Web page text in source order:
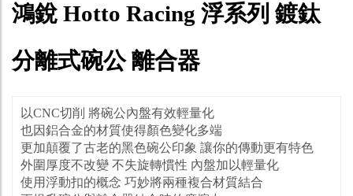
鴻銳 Hotto Racing 浮系列 鍍鈦
分離式碗公 離合器
以CNC切削 將碗公內盤有效輕量化
也因鋁合金的材質使得顏色變化多端
更加顛覆了古老的黑色碗公印象 讓你的傳動更有特色
外圍厚度不改變 不失旋轉慣性 內盤加以輕量化
使用浮動扣的概念 巧妙將兩種複合材質結合